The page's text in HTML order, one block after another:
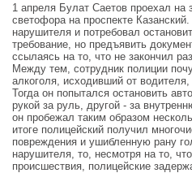
1 апреля Булат Саетов проехал
светофора на проспекте
нарушителя и потребовал
требование, но предъявить
ссылаясь на то, что не закончил
Между тем, сотрудник полиции
алкоголя, исходивший от
Тогда он попытался остановить
рукой за руль, другой - за
он пробежал таким образом
итоге полицейский получил
повреждения и ушибленную рану
нарушителя, то, несмотря на то,
происшествия, полицейские